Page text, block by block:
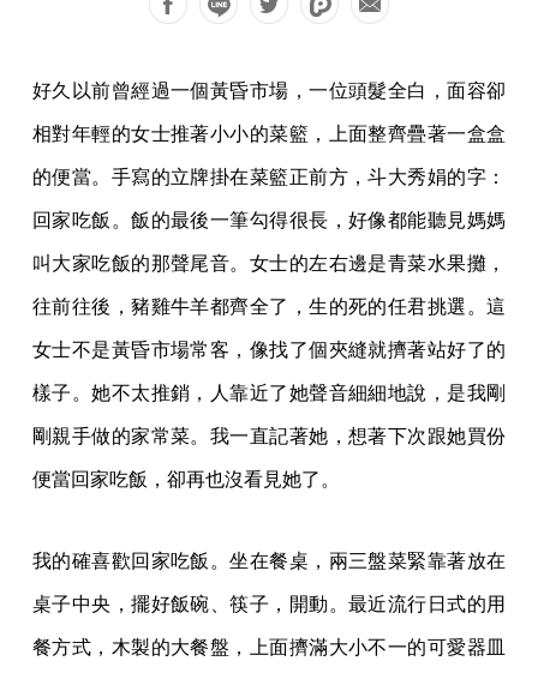
好久以前曾經過一個黃昏市場，一位頭髮全白，面容卻
相對年輕的女士推著小小的菜籃，上面整齊疊著一盒盒
的便當。手寫的立牌掛在菜籃正前方，斗大秀娟的字：
回家吃飯。飯的最後一筆勾得很長，好像都能聽見媽媽
叫大家吃飯的那聲尾音。女士的左右邊是青菜水果攤，
往前往後，豬雞牛羊都齊全了，生的死的任君挑選。這
女士不是黃昏市場常客，像找了個夾縫就擠著站好了的
樣子。她不太推銷，人靠近了她聲音細細地說，是我剛
剛親手做的家常菜。我一直記著她，想著下次跟她買份
便當回家吃飯，卻再也沒看見她了。
我的確喜歡回家吃飯。坐在餐桌，兩三盤菜緊靠著放在
桌子中央，擺好飯碗、筷子，開動。最近流行日式的用
餐方式，木製的大餐盤，上面擠滿大小不一的可愛器皿